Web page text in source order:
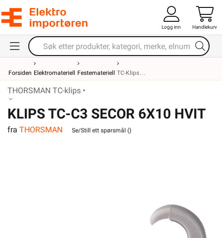
Logg inn Handlekurv
Forsiden Elektromateriell Festemateriell TC-Klips
THORSMAN TC-klips •
KLIPS TC-C3 SECOR 6X10 HVIT
fra THORSMAN Se/Still ett spørsmål ()